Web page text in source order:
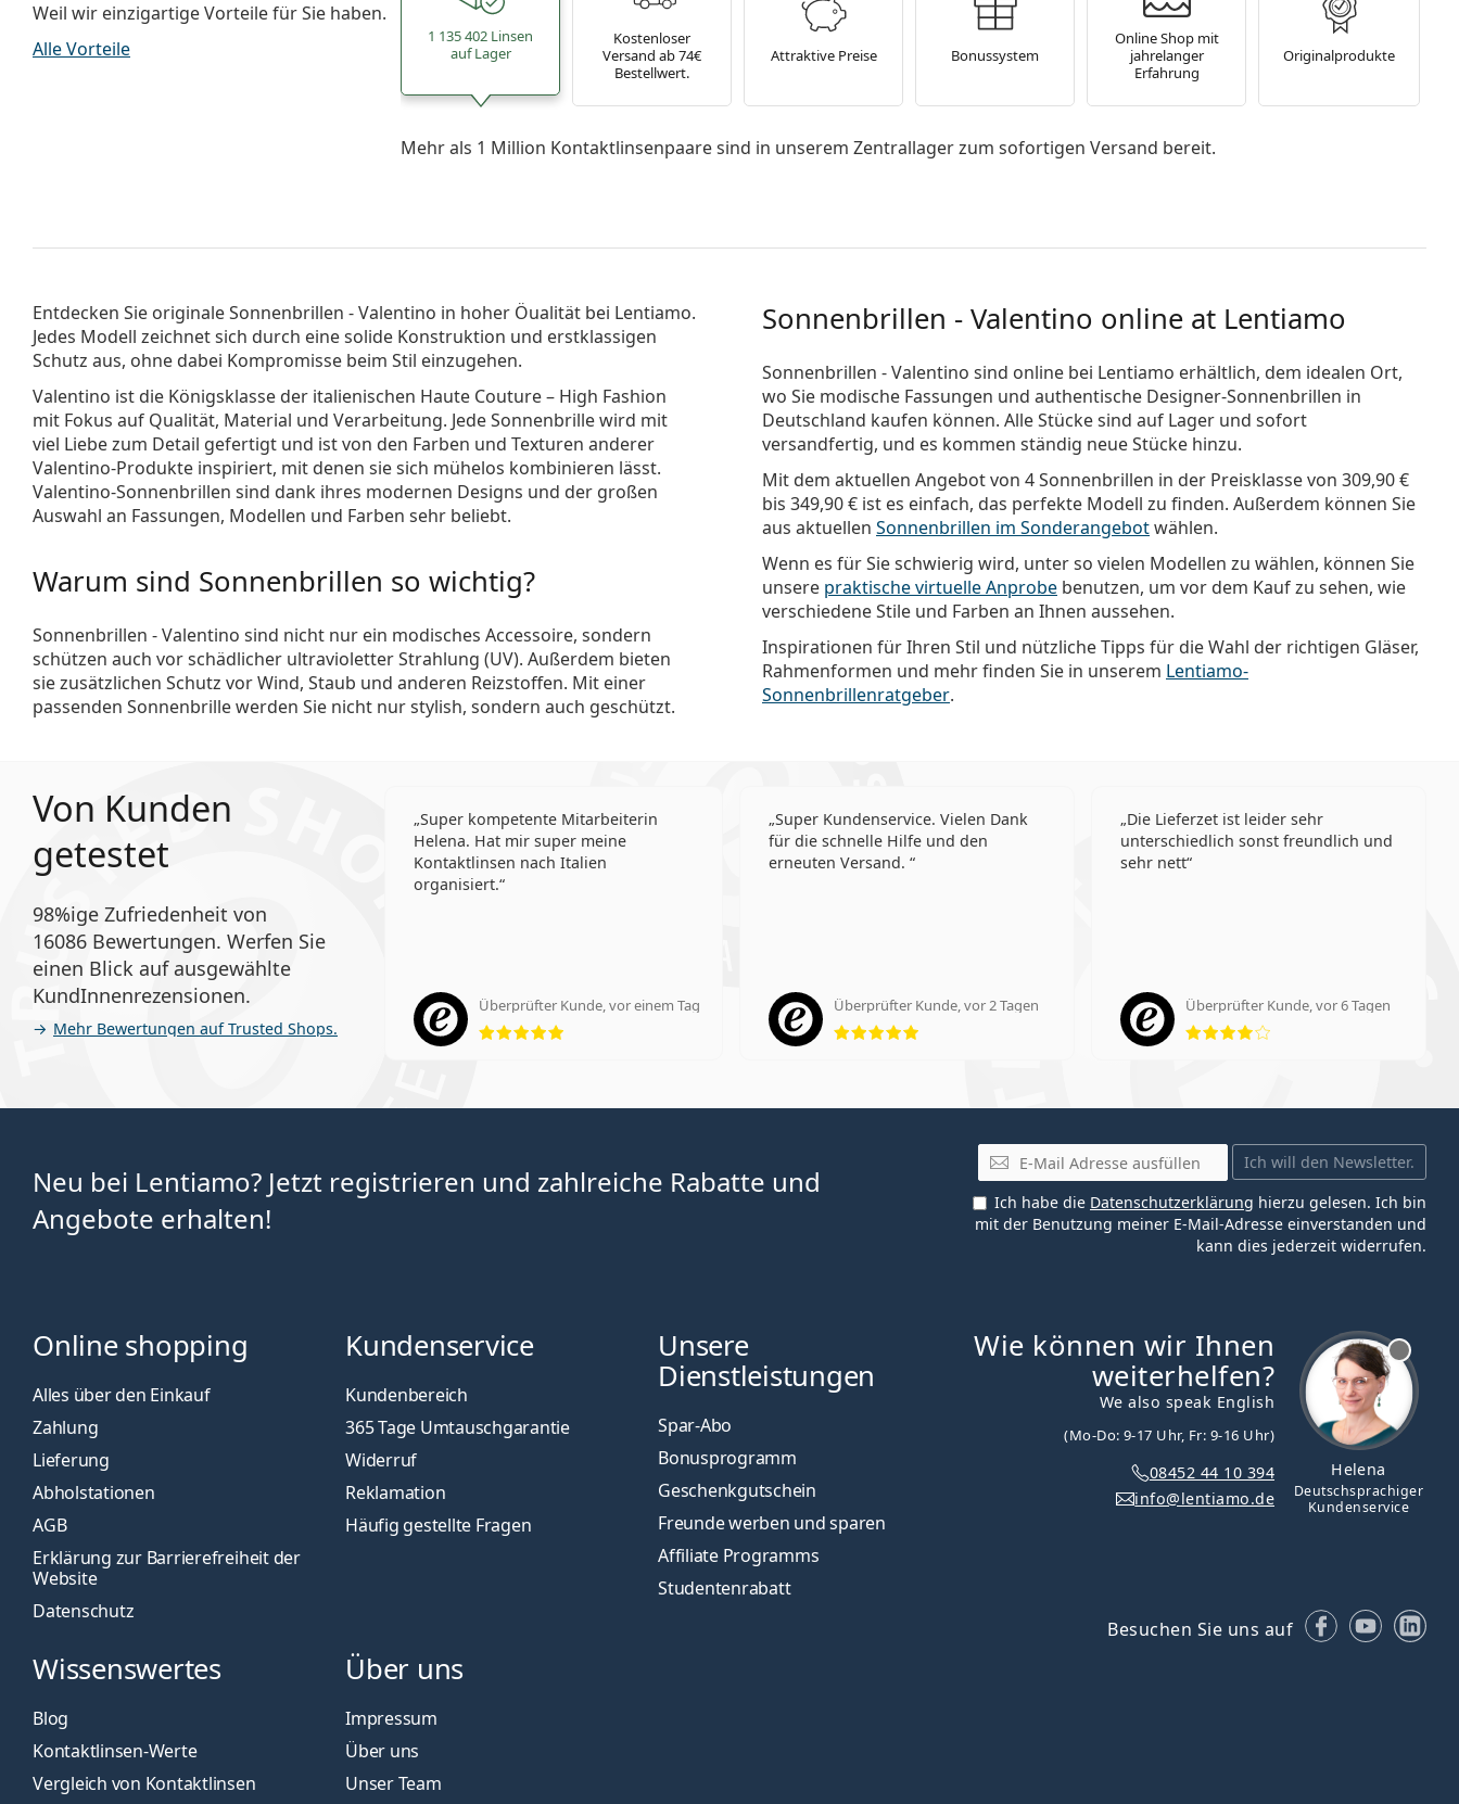
Weil wir einzigartige Vorteile für Sie haben.
Alle Vorteile
1 135 402 Linsen
auf Lager
Kostenloser
Versand ab 74€
Bestellwert.
Attraktive Preise Bonussystem
Online Shop mit
jahrelanger
Erfahrung
Originalprodukte
Mehr als 1 Million Kontaktlinsenpaare sind in unserem Zentrallager zum sofortigen Versand bereit.
Entdecken Sie originaleSonnenbrillen - Valentino in hoher Öualität bei Lentiamo.
Jedes Modell zeichnet sich durch eine solide Konstruktion und erstklassigen
Schutz aus, ohne dabei Kompromisse beim Stil einzugehen.
Valentino ist die Königsklasse der italienischen Haute Couture – High Fashion
mit Fokus auf Qualität, Material und Verarbeitung. Jede Sonnenbrille wird mit
viel Liebe zum Detail gefertigt und ist von den Farben und Texturen anderer
Valentino-Produkte inspiriert, mit denen sie sich mühelos kombinieren lässt.
Valentino-Sonnenbrillen sind dank ihres modernen Designs und der großen
Auswahl an Fassungen, Modellen und Farben sehr beliebt.
Warum sind Sonnenbrillen so wichtig?
Sonnenbrillen - Valentino sind nicht nur ein modisches Accessoire, sondern
schützen auch vor schädlicher ultravioletter Strahlung (UV). Außerdem bieten
sie zusätzlichen Schutz vor Wind, Staub und anderen Reizstoffen. Mit einer
passenden Sonnenbrille werden Sie nicht nur stylish, sondern auch geschützt.
Sonnenbrillen - Valentino online at Lentiamo
Sonnenbrillen - Valentino sind online bei Lentiamo erhältlich, dem idealen Ort,
wo Sie modische Fassungen und authentische Designer-Sonnenbrillen in
Deutschland kaufen können. Alle Stücke sind auf Lager und sofort
versandfertig, und es kommen ständig neue Stücke hinzu.
Mit dem aktuellen Angebot von 4 Sonnenbrillen in der Preisklasse von 309,90 €
bis 349,90 € ist es einfach, das perfekte Modell zu finden. Außerdem können Sie
aus aktuellen Sonnenbrillen im Sonderangebotwählen.
Wenn es für Sie schwierig wird, unter so vielen Modellen zu wählen, können Sie
unsere praktische virtuelle Anprobe benutzen, um vor dem Kauf zu sehen, wie
verschiedene Stile und Farben an Ihnen aussehen.
Inspirationen für Ihren Stil und nützliche Tipps für die Wahl der richtigen Gläser,
Rahmenformen und mehr finden Sie in unserem Lentiamo-
Sonnenbrillenratgeber.
Von Kunden
getestet
98%ige Zufriedenheit von
16086 Bewertungen. Werfen Sie
einen Blick auf ausgewählte
KundInnenrezensionen.
Mehr Bewertungen auf Trusted Shops.
Super kompetente Mitarbeiterin
Helena. Hat mir super meine
Kontaktlinsen nach Italien
organisiert.
Überprüfter Kunde, vor einem Tag
Bewertung 5 aus 5
Super Kundenservice. Vielen Dank
für die schnelle Hilfe und den
erneuten Versand.
Überprüfter Kunde, vor 2 Tagen
Bewertung 5 aus 5
Die Lieferzet ist leider sehr
unterschiedlich sonst freundlich und
sehr nett
Überprüfter Kunde, vor 6 Tagen
Bewertung 4 aus 5
Neu bei Lentiamo? Jetzt registrieren und zahlreiche Rabatte und
Angebote erhalten!
E-Mail
Ich will den Newsletter.
Ich habe die Datenschutzerklärung hierzu gelesen. Ich bin
mit der Benutzung meiner E-Mail-Adresse einverstanden und
kann dies jederzeit widerrufen.
Helena
Deutschsprachiger
Kundenservice
Wie können wir Ihnen
weiterhelfen?
We also speak English
(Mo-Do: 9-17 Uhr, Fr: 9-16 Uhr)
08452 44 10 394
info@lentiamo.de
Online shopping
Alles über den Einkauf
Zahlung
Lieferung
Abholstationen
AGB
Erklärung zur Barrierefreiheit der
Website
Datenschutz
Kundenservice
Kundenbereich
365 Tage Umtauschgarantie
Widerruf
Reklamation
Häufig gestellte Fragen
Unsere
Dienstleistungen
Spar-Abo
Bonusprogramm
Geschenkgutschein
Freunde werben und sparen
Affiliate Programms
Studentenrabatt
Wissenswertes
Blog
Kontaktlinsen-Werte
Vergleich von Kontaktlinsen
Über uns
Impressum
Über uns
Unser Team
Besuchen Sie uns auf Facebook
YouTube